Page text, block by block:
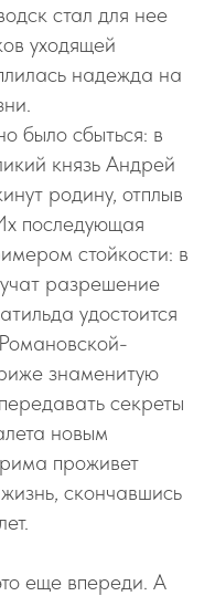
стал для нее
уходящей
надежда на
было сбыться: в
князь Андрей
родину, отплыв
последующая
стойкости: в
разрешение
удостоится
знаменитую
секреты
новым
проживет
скончавшись
еще впереди. А